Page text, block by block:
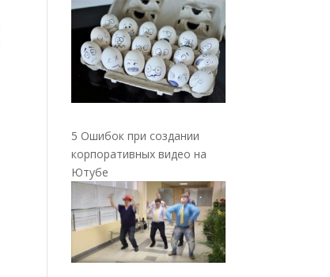
5 Ошибок при создании
корпоративных видео на
Ютубе